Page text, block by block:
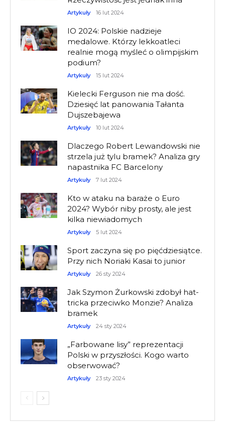
Artykuły 16 lut 2024
IO 2024: Polskie nadzieje
medalowe. Którzy lekkoatleci
realnie mogą myśleć o olimpijskim
podium?
Artykuły 15 lut 2024
Kielecki Ferguson nie ma dość.
Dziesięć lat panowania Tałanta
Dujszebajewa
Artykuły 10 lut 2024
Dlaczego Robert Lewandowski nie
strzela już tylu bramek? Analiza gry
napastnika FC Barcelony
Artykuły 7 lut 2024
Kto w ataku na baraże o Euro
2024? Wybór niby prosty, ale jest
kilka niewiadomych
Artykuły 5 lut 2024
Sport zaczyna się po pięćdziesiątce.
Przy nich Noriaki Kasai to junior
Artykuły 26 sty 2024
Jak Szymon Żurkowski zdobył hat-
tricka przeciwko Monzie? Analiza
bramek
Artykuły 24 sty 2024
„Farbowane lisy” reprezentacji
Polski w przyszłości. Kogo warto
obserwować?
Artykuły 23 sty 2024